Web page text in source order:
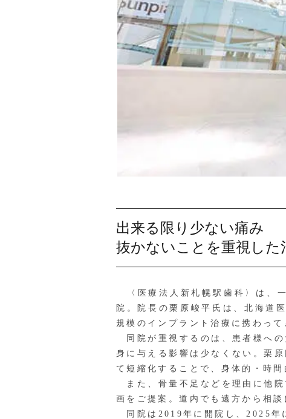
出来る限り少ない痛み
抜かないことを重視した
〈医療法人新札幌駅歯科〉は、
院。院長の栗原峻平氏は、北海道
規模のインプラント治療に携わって
同院が重視するのは、患者様への
身に与える影響は少なくない。栗
て短縮化することで、身体的・時
また、骨量不足などを理由に他院
画をご提案。道内でも遠方から相談
同院は2019年に開院し、2025年